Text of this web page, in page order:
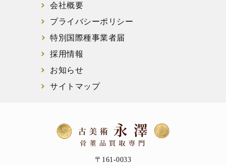
会社概要
プライバシーポリシー
特別国際種事業者届
採用情報
お知らせ
サイトマップ
〒161-0033